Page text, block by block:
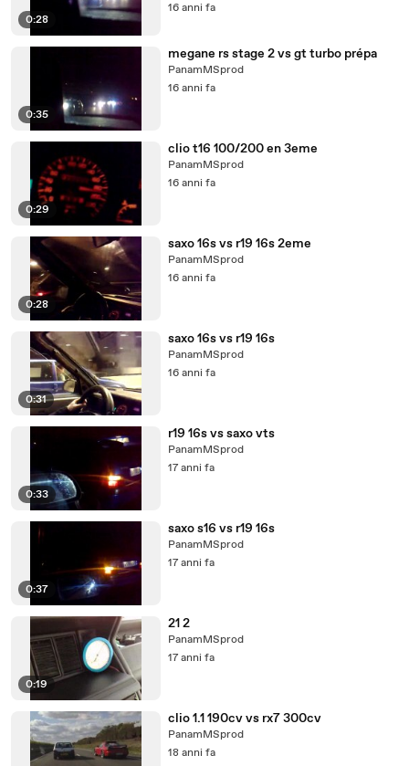
0:28
16 anni fa
0:35
megane rs stage 2 vs gt turbo prépa
PanamMSprod
16 anni fa
0:29
clio t16 100/200 en 3eme
PanamMSprod
16 anni fa
0:28
saxo 16s vs r19 16s 2eme
PanamMSprod
16 anni fa
0:31
saxo 16s vs r19 16s
PanamMSprod
16 anni fa
0:33
r19 16s vs saxo vts
PanamMSprod
17 anni fa
0:37
saxo s16 vs r19 16s
PanamMSprod
17 anni fa
0:19
21 2
PanamMSprod
17 anni fa
clio 1.1 190cv vs rx7 300cv
PanamMSprod
18 anni fa